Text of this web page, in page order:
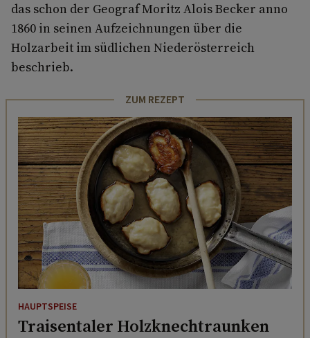
das schon der Geograf Moritz Alois Becker anno
1860 in seinen Aufzeichnungen über die
Holzarbeit im südlichen Niederösterreich
beschrieb.
ZUM REZEPT
HAUPTSPEISE
Traisentaler Holzknechtraunken